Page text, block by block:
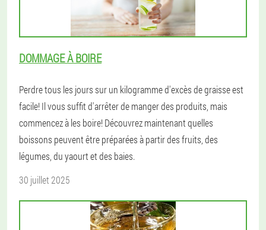
DOMMAGE À BOIRE
Perdre tous les jours sur un kilogramme d'excès de graisse est
facile! Il vous suffit d'arrêter de manger des produits, mais
commencez à les boire! Découvrez maintenant quelles
boissons peuvent être préparées à partir des fruits, des
légumes, du yaourt et des baies.
30 juillet 2025